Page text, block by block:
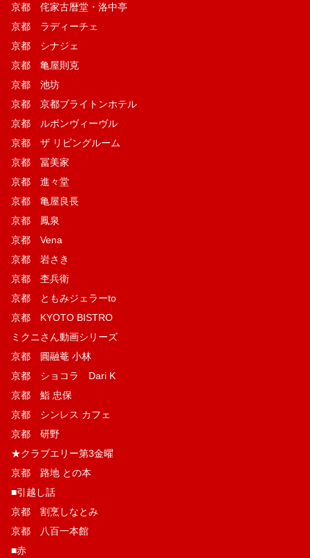
京都 侘家古暦堂・洛中亭
京都 ラディーチェ
京都 シナジェ
京都 亀屋則克
京都 池坊
京都 京都ブライトンホテル
京都 ルボンヴィーヴル
京都 ザ リビングルーム
京都 冨美家
京都 進々堂
京都 亀屋良長
京都 鳳泉
京都 Vena
京都 岩さき
京都 杢兵衛
京都 ともみジェラーto
京都 KYOTO BISTRO
ミクニさん動画シリーズ
京都 圓融菴 小林
京都 ショコラ Dari K
京都 鮨 忠保
京都 シンレス カフェ
京都 研野
★クラブエリー第3金曜
京都 路地 との本
■引越し話
京都 割烹しなとみ
京都 八百一本館
■赤